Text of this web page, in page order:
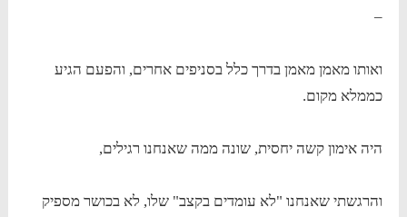
–
ואותו מאמן מאמן בדרך כלל בסניפים אחרים, והפעם הגיע
כממלא מקום.
היה אימון קשה יחסית, שונה ממה שאנחנו רגילים,
והרגשתי שאנחנו "לא עומדים בקצב" שלו, לא בכושר מספיק